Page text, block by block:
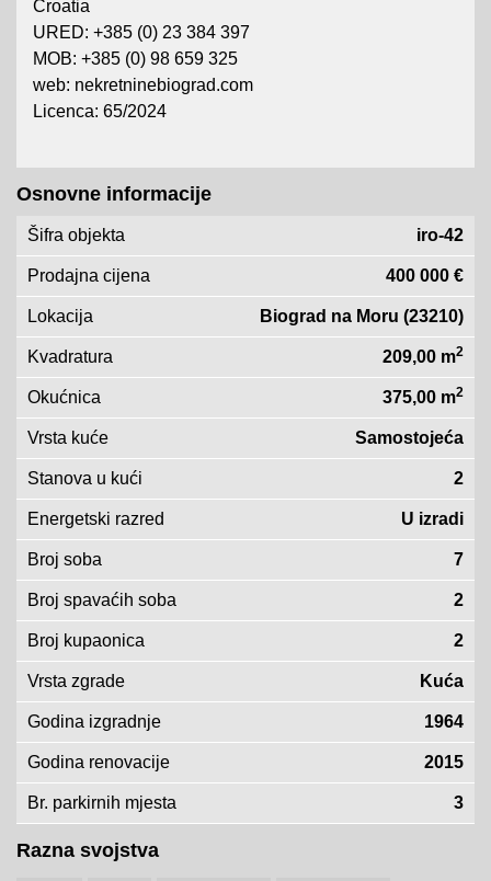
Croatia
URED: +385 (0) 23 384 397
MOB: +385 (0) 98 659 325
web: nekretninebiograd.com
Licenca: 65/2024
Osnovne informacije
Šifra objekta iro-42
Prodajna cijena 400 000 €
Lokacija Biograd na Moru (23210)
Kvadratura 209,00 m2
Okućnica 375,00 m2
Vrsta kuće Samostojeća
Stanova u kući 2
Energetski razred U izradi
Broj soba 7
Broj spavaćih soba 2
Broj kupaonica 2
Vrsta zgrade Kuća
Godina izgradnje 1964
Godina renovacije 2015
Br. parkirnih mjesta 3
Razna svojstva